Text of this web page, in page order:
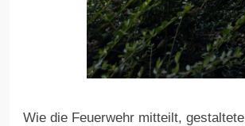
Wie die Feuerwehr mitteilt,